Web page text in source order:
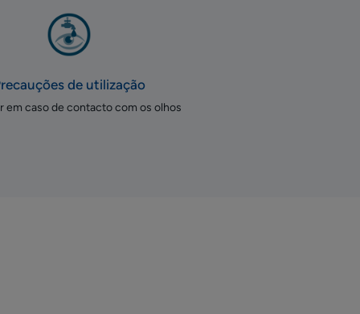
de utilização
em caso de contacto com os olhos